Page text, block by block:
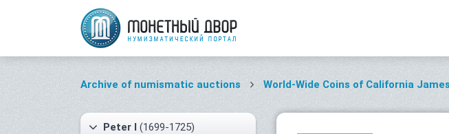
Archive of numismatic auctions World-Wide Coins of California
Peter I (1699-1725)